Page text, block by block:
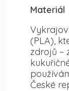
Materiál
(PLA),
zdrojů –
České